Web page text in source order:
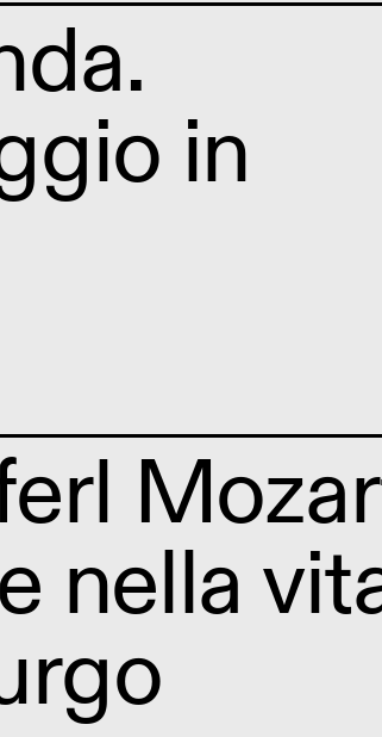
in
nella